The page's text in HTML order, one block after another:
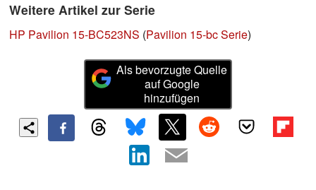
Weitere Artikel zur Serie
HP Pavilion 15-BC523NS (Pavilion 15-bc Serie)
Als bevorzugte Quelle
auf Google
hinzufügen